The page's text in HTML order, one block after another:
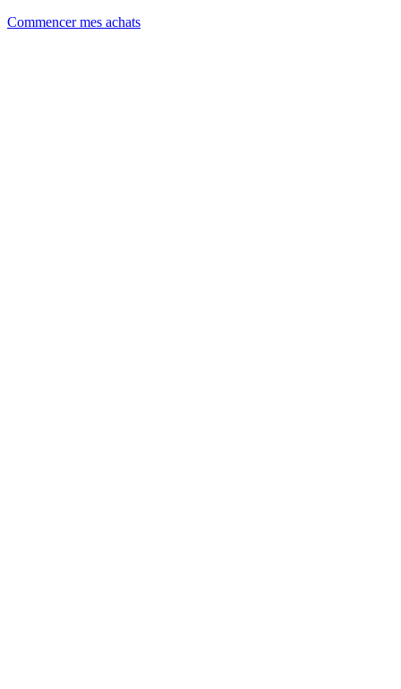
Commencer mes achats